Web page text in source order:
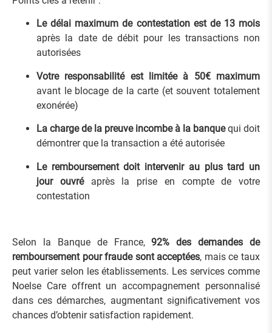
Le délai maximum de contestation est de 13 mois
après la date de débit pour les transactions non
autorisées
Votre responsabilité est limitée à 50€ maximum
avant le blocage de la carte (et souvent totalement
exonérée)
La charge de la preuve incombe à la banquequi doit
démontrer que la transaction a été autorisée
Le remboursement doit intervenir au plus tard un
jour ouvréaprès la prise en compte de votre
contestation
Selon la Banque de France,92% des demandes de
remboursement pour fraude sont acceptées, mais ce taux
peut varier selon les établissements. Les services comme
Noelse Care offrent un accompagnement personnalisé
dans ces démarches, augmentant significativement vos
chances d’obtenir satisfaction rapidement.